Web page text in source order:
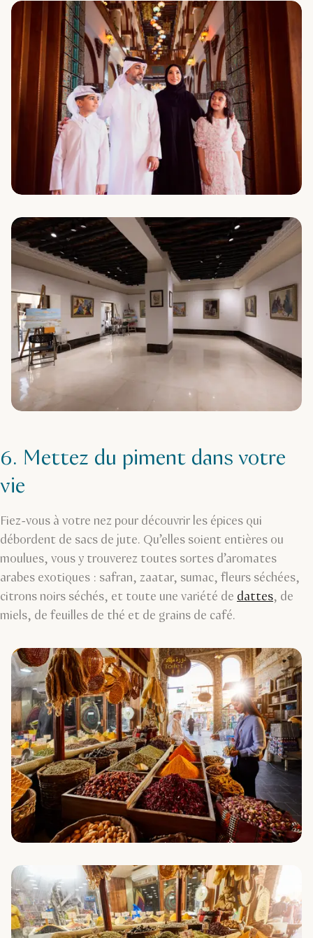
6. Mettez du piment dans votre
vie
Fiez-vous à votre nez pour découvrir les épices qui
débordent de sacs de jute. Qu’elles soient entières ou
moulues, vous y trouverez toutes sortes d’aromates
arabes exotiques : safran, zaatar, sumac, fleurs séchées,
citrons noirs séchés, et toute une variété de dattes, de
miels, de feuilles de thé et de grains de café.